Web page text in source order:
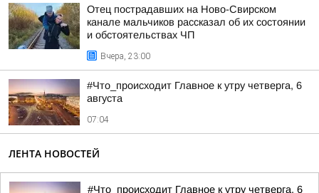
Отец пострадавших на Ново-Свирском
канале мальчиков рассказал об их состоянии
и обстоятельствах ЧП
Вчера, 23:00
#Что_происходит Главное к утру четверга, 6
августа
07:04
ЛЕНТА НОВОСТЕЙ
#Что_происходит Главное к утру четверга, 6